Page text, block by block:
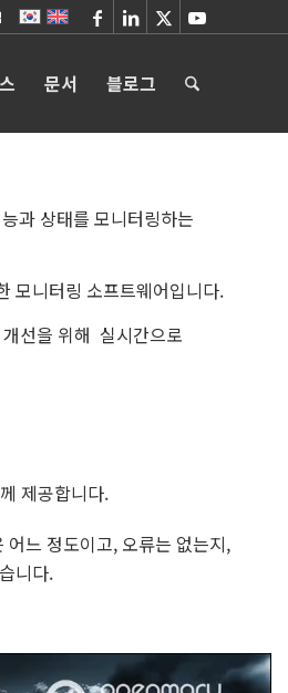
문서 블로그
과 상태를 모니터링하는
모니터링 소프트웨어입니다.
선을 위해 실시간으로
제공합니다.
느 정도이고, 오류는 없는지,
니다.